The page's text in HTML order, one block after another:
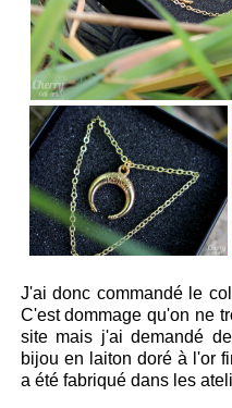
J'ai donc commandé le
C'est dommage qu'on ne
site mais j'ai demandé
bijou en laiton doré à l'or
a été fabriqué dans les